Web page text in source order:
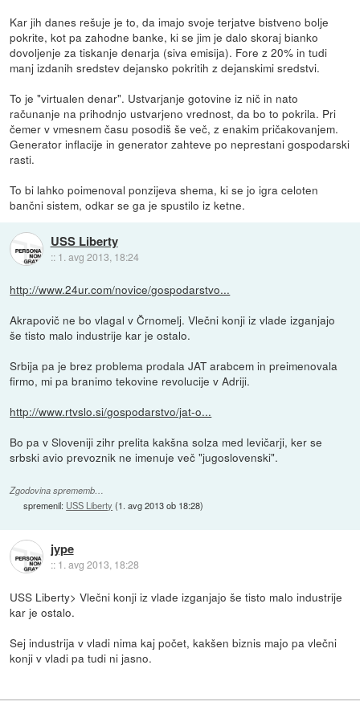
Kar jih danes rešuje je to, da imajo svoje terjatve bistveno bolje
pokrite, kot pa zahodne banke, ki se jim je dalo skoraj bianko
dovoljenje za tiskanje denarja (siva emisija). Fore z 20% in tudi
manj izdanih sredstev dejansko pokritih z dejanskimi sredstvi.
To je "virtualen denar". Ustvarjanje gotovine iz nič in nato
računanje na prihodnjo ustvarjeno vrednost, da bo to pokrila. Pri
čemer v vmesnem času posodiš še več, z enakim pričakovanjem.
Generator inflacije in generator zahteve po neprestani gospodarski
rasti.
To bi lahko poimenoval ponzijeva shema, ki se jo igra celoten
bančni sistem, odkar se ga je spustilo iz ketne.
USS Liberty
:: 1. avg 2013, 18:24
http://www.24ur.com/novice/gospodarstvo...
Akrapovič ne bo vlagal v Črnomelj. Vlečni konji iz vlade izganjajo
še tisto malo industrije kar je ostalo.
Srbija pa je brez problema prodala JAT arabcem in preimenovala
firmo, mi pa branimo tekovine revolucije v Adriji.
http://www.rtvslo.si/gospodarstvo/jat-o...
Bo pa v Sloveniji zihr prelita kakšna solza med levičarji, ker se
srbski avio prevoznik ne imenuje več "jugoslovenski".
Zgodovina sprememb…
spremenil: USS Liberty (1. avg 2013 ob 18:28)
jype
:: 1. avg 2013, 18:28
USS Liberty> Vlečni konji iz vlade izganjajo še tisto malo industrije
kar je ostalo.
Sej industrija v vladi nima kaj počet, kakšen biznis majo pa vlečni
konji v vladi pa tudi ni jasno.